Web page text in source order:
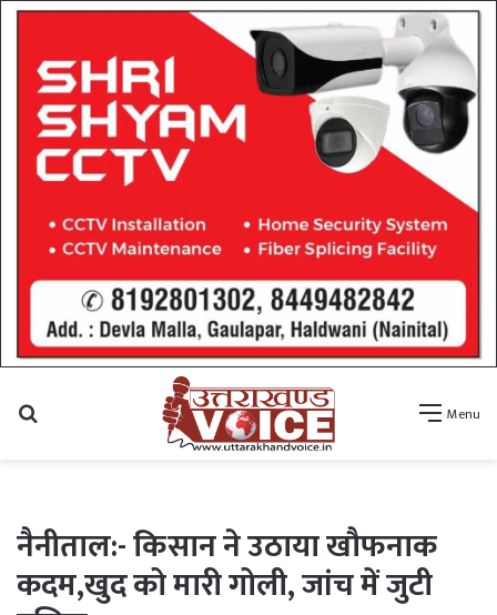
Menu
नैनीताल:- किसान ने उठाया खौफनाक
कदम,खुद को मारी गोली, जांच में जुटी